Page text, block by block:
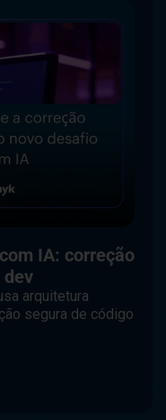
IA: correção
dev
arquitetura
segura de código